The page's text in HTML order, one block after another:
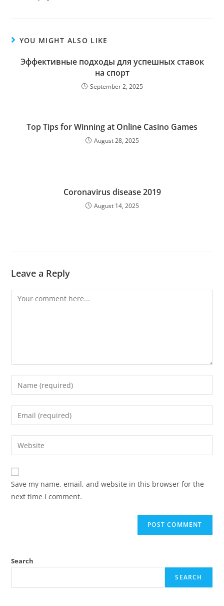
YOU MIGHT ALSO LIKE
Эффективные подходы для успешных ставок
на спорт
September 2, 2025
Top Tips for Winning at Online Casino Games
August 28, 2025
Coronavirus disease 2019
August 14, 2025
Leave a Reply
Save my name, email, and website in this browser for the
next time I comment.
Search
SEARCH